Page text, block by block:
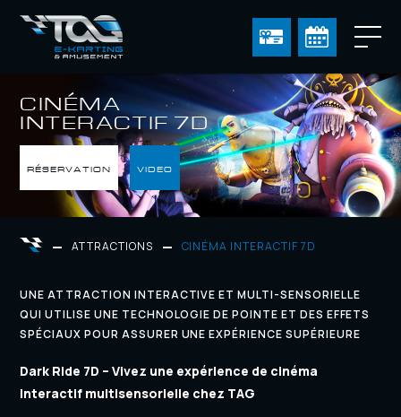
CINÉMA
INTERACTIF 7D
RÉSERVATION VIDEO
ATTRACTIONS CINÉMA INTERACTIF 7D
UNE ATTRACTION INTERACTIVE ET MULTI-SENSORIELLE
QUI UTILISE UNE TECHNOLOGIE DE POINTE ET DES EFFETS
SPÉCIAUX POUR ASSURER UNE EXPÉRIENCE SUPÉRIEURE
Dark Ride 7D – Vivez une expérience de cinéma
interactif multisensorielle chez TAG